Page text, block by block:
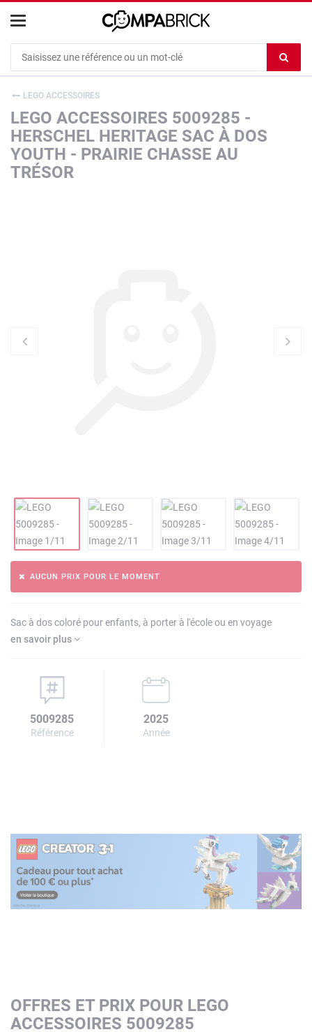
le
LEGO ACCESSOIRES
LEGO ACCESSOIRES 5009285 -
HERSCHEL HERITAGE SAC À DOS
YOUTH - PRAIRIE CHASSE AU
TRÉSOR
AUCUN PRIX POUR LE MOMENT
Sac à dos coloré pour enfants, à porter à l'école ou en voyage
en savoir plus
5009285
Référence
2025
Année
OFFRES ET PRIX POUR LEGO
ACCESSOIRES 5009285
Cookies management panel